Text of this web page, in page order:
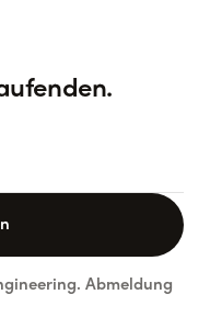
Abmeldung